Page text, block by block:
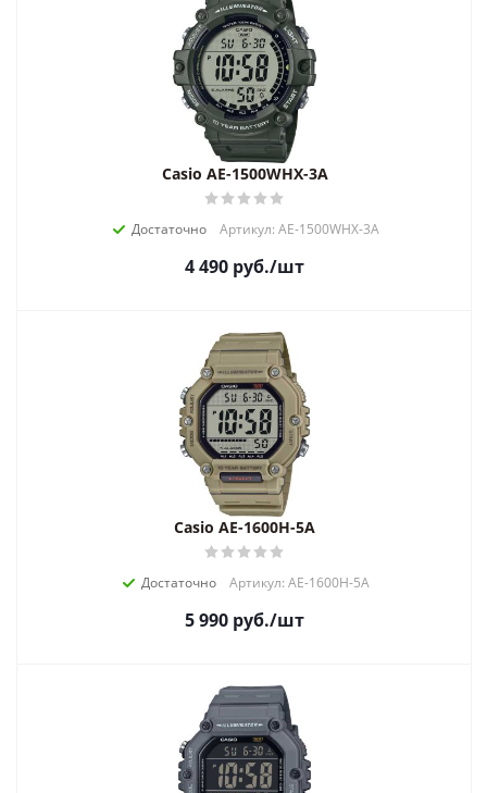
Casio AE-1500WHX-3A
Достаточно Артикул: AE-1500WHX-3A
4 490 руб./шт
Casio AE-1600H-5A
Достаточно Артикул: AE-1600H-5A
5 990 руб./шт